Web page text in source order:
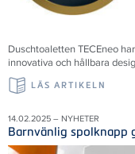
Duschtoaletten TECEneo
innovativa och hållbara
LÄS ARTIKELN
14.02.2025 – NYHETER
Barnvänlig spolknapp